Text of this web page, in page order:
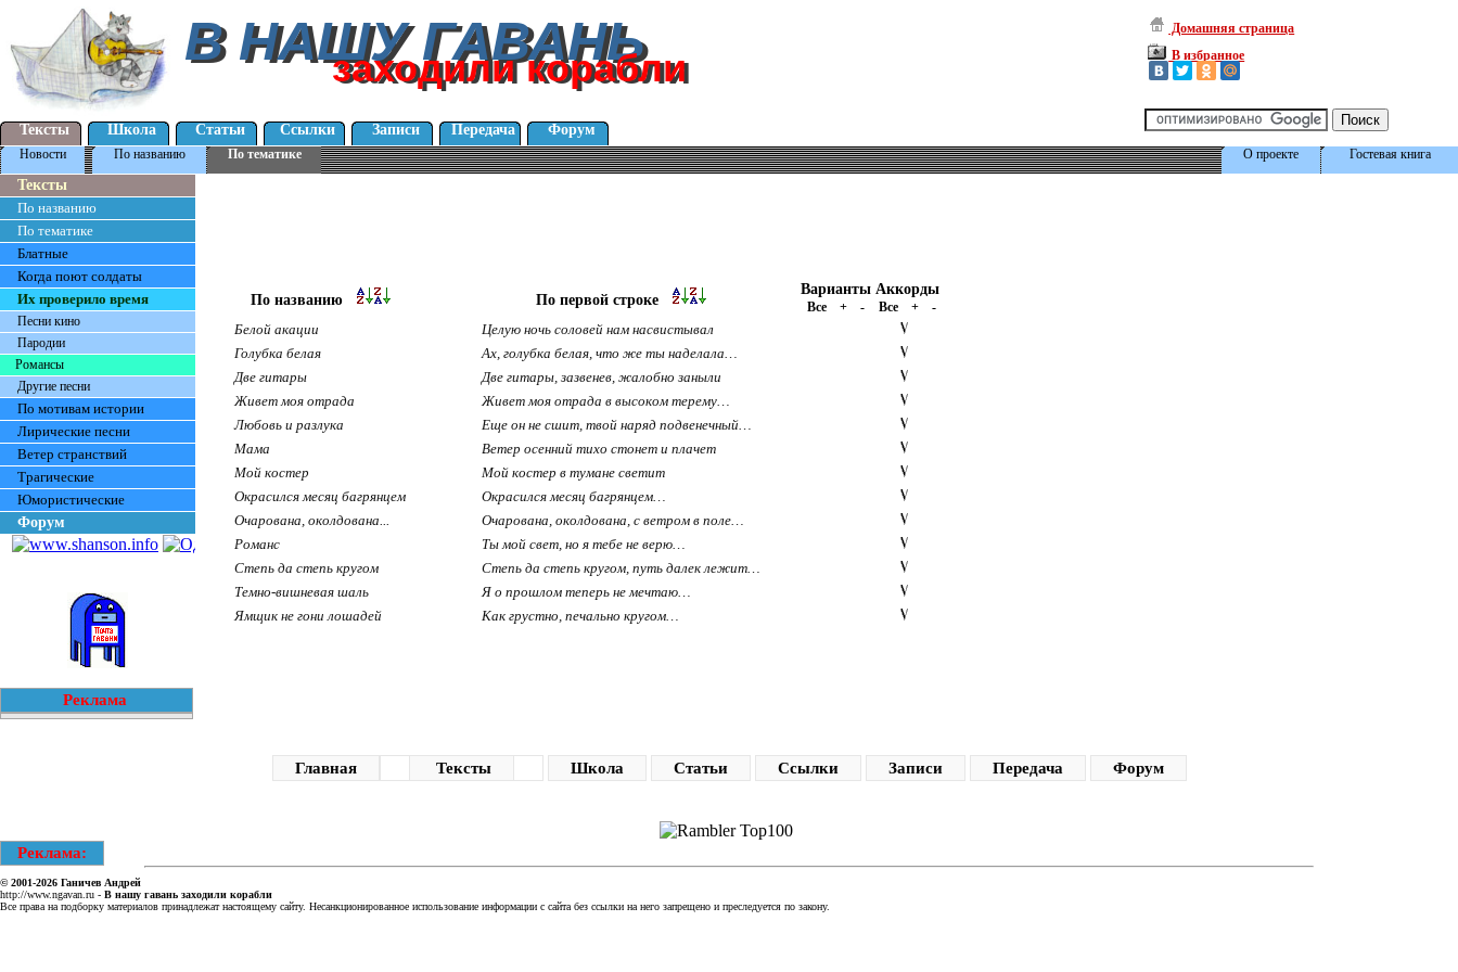
В НАШУ ГАВАНЬ
В НАШУ ГАВАНЬ
заходили корабли
заходили корабли
Домашняя страница
В избранное
Тексты Школа Статьи Ссылки Записи Передача Форум
Новости По названию По тематике Гостевая книга
О проекте
Тексты
По названию
По тематике
Блатные
Когда поют солдаты
Их проверило время
Песни кино
Пародии
Романсы
Другие песни
По мотивам истории
Лирические песни
Ветер странствий
Трагические
Юмористические
Форум
Реклама
По названию По первой строке
Варианты
Все + -
Аккорды
Все + -
Белой акации
Целую ночь соловей нам насвистывал
Голубка белая
Ах, голубка белая, что же ты наделала…
Две гитары
Две гитары, зазвенев, жалобно заныли
Живет моя отрада
Живет моя отрада в высоком терему…
Любовь и разлука
Еще он не сшит, твой наряд подвенечный…
Мама
Ветер осенний тихо стонет и плачет
Мой костер
Мой костер в тумане светит
Окрасился месяц багрянцем
Окрасился месяц багрянцем…
Очарована, околдована...
Очарована, околдована, с ветром в поле…
Романс
Ты мой свет, но я тебе не верю…
Степь да степь кругом
Степь да степь кругом, путь далек лежит…
Темно-вишневая шаль
Я о прошлом теперь не мечтаю…
Ямщик не гони лошадей
Как грустно, печально кругом…
Главная Тексты Школа Статьи Ссылки Записи Передача Форум
Реклама:
© 2001-2026 Ганичев Андрей
http://www.ngavan.ru - В нашу гавань заходили корабли
Все права на подборку материалов принадлежат настоящему сайту. Несанкционированное использование информации с сайта без ссылки на него запрещено и преследуется по закону.